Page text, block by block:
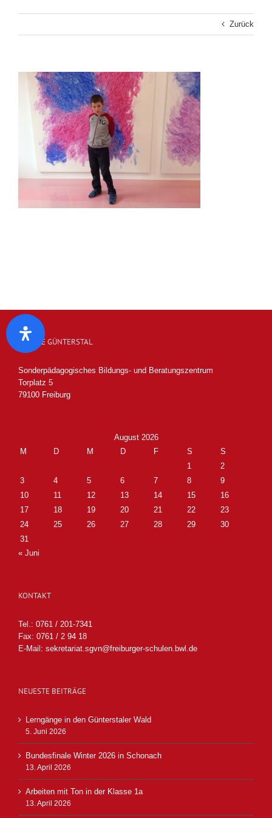
Zurück
SCHULE GÜNTERSTAL
Sonderpädagogisches Bildungs- und Beratungszentrum
Torplatz 5
79100 Freiburg
August 2026
M
D M D F S
S
1
2
3
4 5 6 7 8
9
10
11 12 13 14 15
16
17
18 19 20 21 22
23
24
25 26 27 28 29
30
31
« Juni
KONTAKT
Tel.: 0761 / 201-7341
Fax: 0761 / 2 94 18
E-Mail: sekretariat.sgvn@freiburger-schulen.bwl.de
NEUESTE BEITRÄGE
Lerngänge in den Günterstaler Wald
5. Juni 2026
Bundesfinale Winter 2026 in Schonach
13. April 2026
Arbeiten mit Ton in der Klasse 1a
13. April 2026